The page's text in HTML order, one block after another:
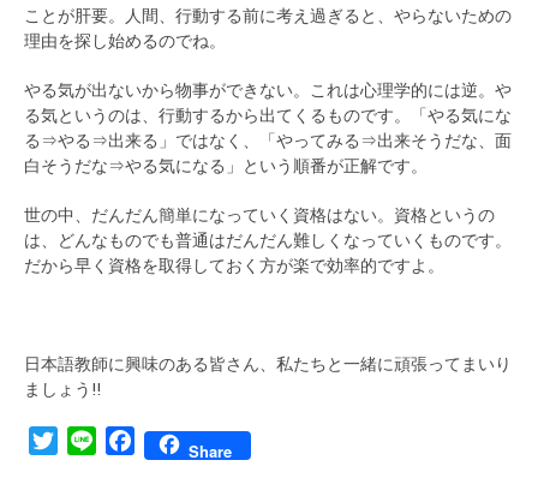
ことが肝要。人間、行動する前に考え過ぎると、やらないための
理由を探し始めるのでね。
やる気が出ないから物事ができない。これは心理学的には逆。や
る気というのは、行動するから出てくるものです。「やる気にな
る⇒やる⇒出来る」ではなく、「やってみる⇒出来そうだな、面
白そうだな⇒やる気になる」という順番が正解です。
世の中、だんだん簡単になっていく資格はない。資格というの
は、どんなものでも普通はだんだん難しくなっていくものです。
だから早く資格を取得しておく方が楽で効率的ですよ。
日本語教師に興味のある皆さん、私たちと一緒に頑張ってまいり
ましょう!!
TwitterLine FacebookShare